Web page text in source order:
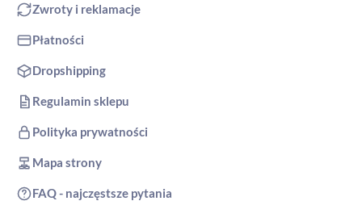
Zwroty i reklamacje
Płatności
Dropshipping
Regulamin sklepu
Polityka prywatności
Mapa strony
FAQ - najczęstsze pytania